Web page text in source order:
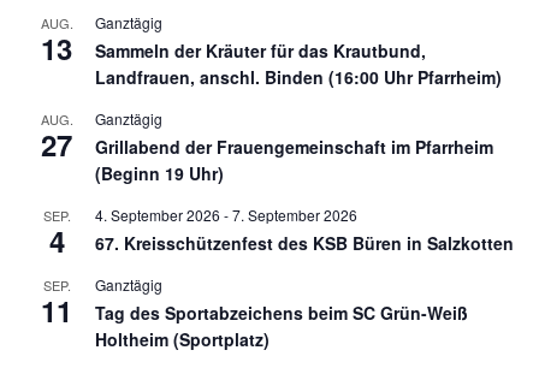
AUG.
13
Ganztägig
Sammeln der Kräuter für das Krautbund,
Landfrauen, anschl. Binden (16:00 Uhr Pfarrheim)
AUG.
27
Ganztägig
Grillabend der Frauengemeinschaft im Pfarrheim
(Beginn 19 Uhr)
SEP.
4
4. September 2026 -7. September 2026
67. Kreisschützenfest des KSB Büren in Salzkotten
SEP.
11
Ganztägig
Tag des Sportabzeichens beim SC Grün-Weiß
Holtheim (Sportplatz)